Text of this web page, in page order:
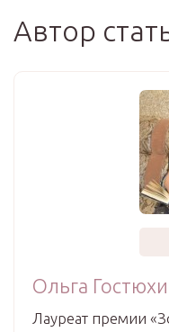
Автор
Ольга
Лауреат премии